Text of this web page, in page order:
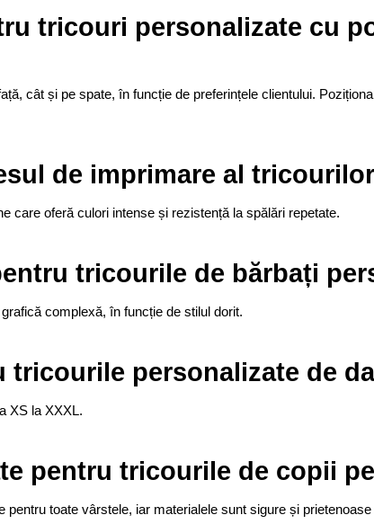
tricouri personalizate cu
cât și pe spate, în funcție de preferințele clientului.
de imprimare al
care oferă culori intense și rezistență la spălări repetate.
tricourile de bărbați
complexă, în funcție de stilul dorit.
personalizate de
XS la XXXL.
pentru tricourile de copii
toate vârstele, iar materialele sunt sigure și